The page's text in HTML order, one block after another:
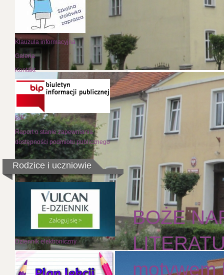
Klauzula informacyjna
Galeria
Kontakt
BIP
Raport o stanie zapewniania
dostępności podmiotu publicznego
Rodzice i uczniowie
Dziennik elektroniczny
Uczniowie Szkoły
ogłoszonym
chociaż nie widzimy
Bardzo
BOŻE
motywem